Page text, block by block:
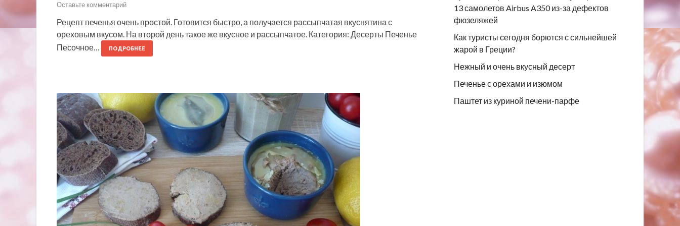
Оставьте комментарий
Рецепт печенья очень простой. Готовится быстро, а получается рассыпчатая вкуснятина с
ореховым вкусом. На второй день такое же вкусное и рассыпчатое. Категория: Десерты Печенье
Песочное…
ПОДРОБНЕЕ
13 самолетов Airbus A350 из-за дефектов
фюзеляжей
Как туристы сегодня борются с сильнейшей
жарой в Греции?
Нежный и очень вкусный десерт
Печенье с орехами и изюмом
Паштет из куриной печени-парфе